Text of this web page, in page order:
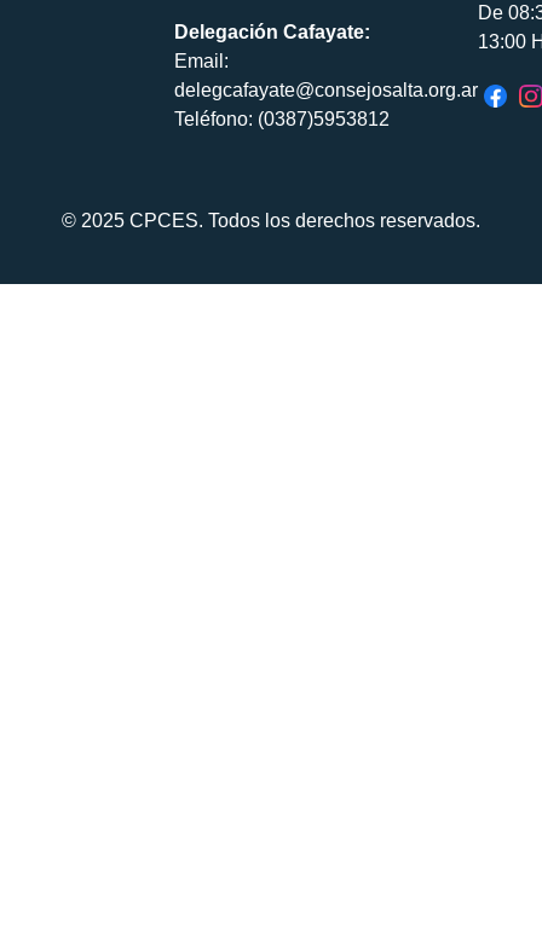
Delegación Cafayate:
Email:
delegcafayate@consejosalta.org.ar
Teléfono: (0387)5953812
De
13:00
© 2025 CPCES. Todos los derechos reservados.